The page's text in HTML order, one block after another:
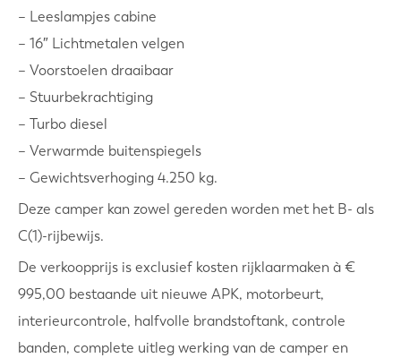
– Leeslampjes cabine
– 16″ Lichtmetalen velgen
– Voorstoelen draaibaar
– Stuurbekrachtiging
– Turbo diesel
– Verwarmde buitenspiegels
– Gewichtsverhoging 4.250 kg.
Deze camper kan zowel gereden worden met het B- als
C(1)-rijbewijs.
De verkoopprijs is exclusief kosten rijklaarmaken à €
995,00 bestaande uit nieuwe APK, motorbeurt,
interieurcontrole, halfvolle brandstoftank, controle
banden, complete uitleg werking van de camper en